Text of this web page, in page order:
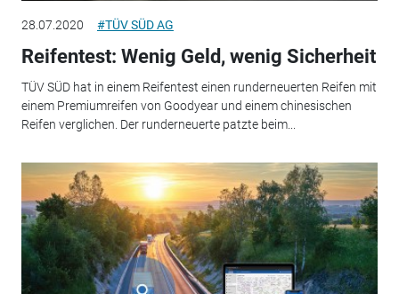
28.07.2020 #TÜV SÜD AG
Reifentest: Wenig Geld, wenig Sicherheit
TÜV SÜD hat in einem Reifentest einen runderneuerten Reifen mit
einem Premiumreifen von Goodyear und einem chinesischen
Reifen verglichen. Der runderneuerte patzte beim...